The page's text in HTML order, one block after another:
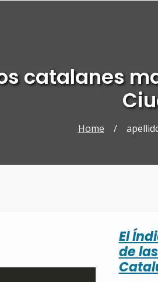
catalanes
Home /
El
de